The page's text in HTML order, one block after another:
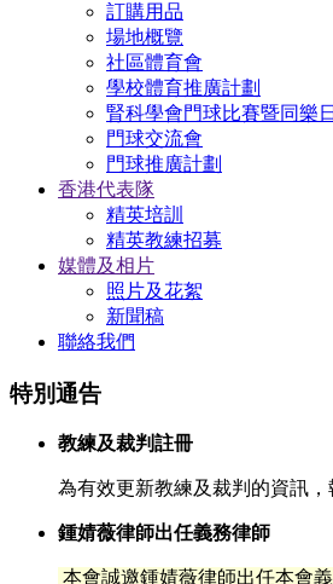
訂購用品
場地概覽
社區體育會
學校體育推廣計劃
腎科學會門球比賽暨同樂日
門球交流會
門球推廣計劃
香港代表隊
精英培訓
精英教練招募
媒體及相片
照片及花絮
新聞稿
聯絡我們
特別通告
教練及裁判註冊
為有效更新教練及裁判的資訊
鍾婧薇律師出任義務律師
本會誠邀鍾婧薇律師出任本會